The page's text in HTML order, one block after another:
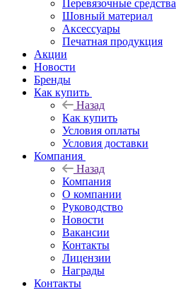
Перевязочные средства
Шовный материал
Аксессуары
Печатная продукция
Акции
Новости
Бренды
Как купить
Назад
Как купить
Условия оплаты
Условия доставки
Компания
Назад
Компания
О компании
Руководство
Новости
Вакансии
Контакты
Лицензии
Награды
Контакты